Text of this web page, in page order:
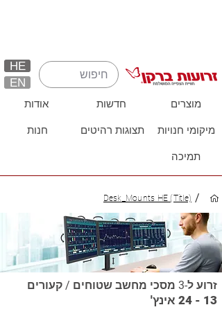
HE
EN
אודות חדשות מוצרים
חנות תצוגות רהיטים מיקומי חנויות
תמיכה
/
Desk_Mounts HE (Title)
זרוע ל-3 מסכי מחשב שטוחים / קעורים
13 - 24 אינץ'